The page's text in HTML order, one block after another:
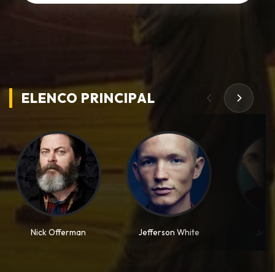
ELENCO PRINCIPAL
Nick Offerman Jefferson White